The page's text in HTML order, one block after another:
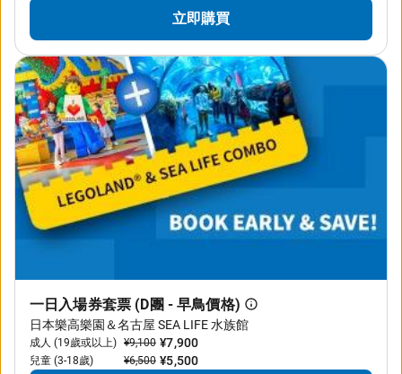
立即購買
一日入場券套票 (D團 - 早鳥價格)
日本樂高樂園＆名古屋 SEA LIFE 水族館
成人 (19歲或以上) ¥9,100 ¥7,900
兒童 (3-18歲) ¥6,500 ¥5,500